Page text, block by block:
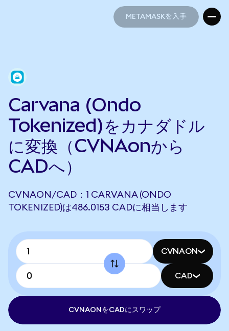
METAMASKを入手
Carvana (Ondo
Tokenized)をカナダドル
に変換（CVNAonから
CADへ）
CVNAON/CAD：1 CARVANA (ONDO
TOKENIZED)は486.0153 CADに相当します
CVNAON
CAD
CVNAONをCADにスワップ